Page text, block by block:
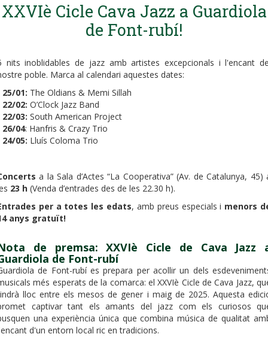
XXVIè Cicle Cava Jazz a Guardiola
de Font-rubí!
nits inoblidables de jazz amb artistes excepcionals i l'encant
poble. Marca al calendari aquestes dates:
25/01: The Oldians & Memi Sillah
22/02: O’Clock Jazz Band
22/03: South American Project
26/04: Hanfris & Crazy Trio
24/05: Lluís Coloma Trio
a la Sala d’Actes “La Cooperativa” (Av. de Catalunya, 45)
23 h (Venda d’entrades des de les 22.30 h).
per a totes les edats, amb preus especials i menors
anys gratuït!
de premsa: XXVIè Cicle de Cava Jazz
de Font-rubí
de Font-rubí es prepara per acollir un dels
més esperats de la comarca: el XXVIè Cicle de Cava Jazz,
lloc entre els mesos de gener i maig de 2025. Aquesta
captivar tant els amants del jazz com els curiosos
una experiència única que combina música de qualitat
d'un entorn local ric en tradicions.